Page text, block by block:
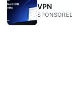
更新 全面指南
VPN